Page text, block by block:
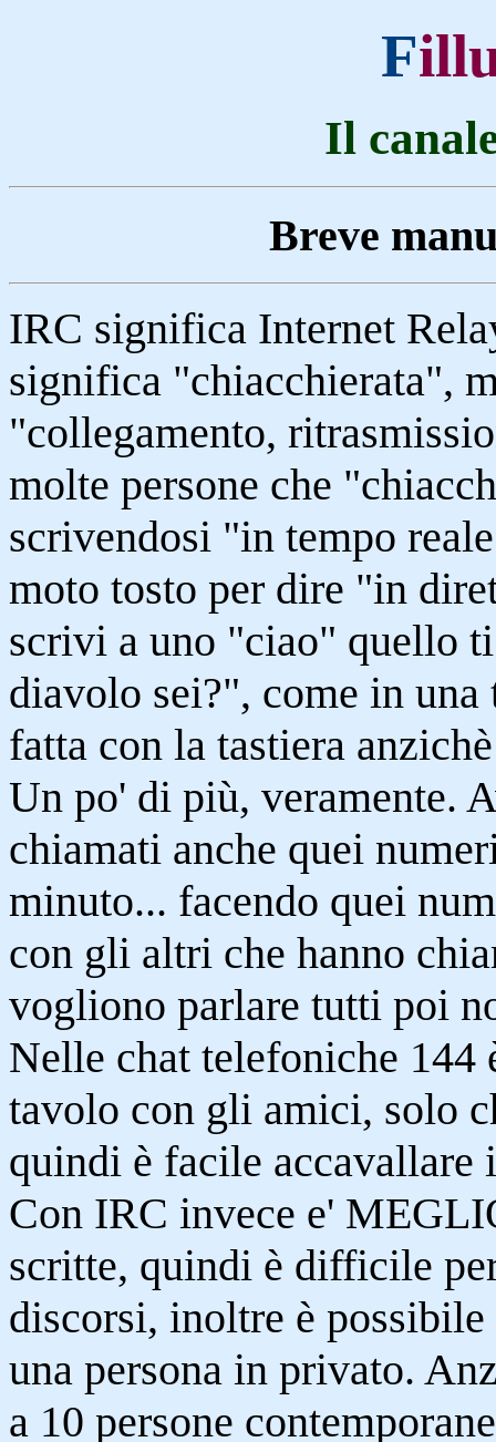
F
Il
Breve
IRC significa Internet
significa "chiacchierata",
"collegamento,
molte persone che
scrivendosi "in tempo
moto tosto per dire "in
scrivi a uno "ciao" quello
diavolo sei?", come in una
fatta con la tastiera
Un po' di più, veramente.
chiamati anche quei
minuto... facendo quei
con gli altri che hanno
vogliono parlare tutti poi
Nelle chat telefoniche 144
tavolo con gli amici, solo
quindi è facile accavallare
Con IRC invece e'
scritte, quindi è difficile
discorsi, inoltre è
una persona in privato.
a 10 persone